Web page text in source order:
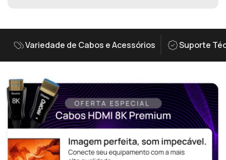
Variedade de Cabos e Acessórios Suporte